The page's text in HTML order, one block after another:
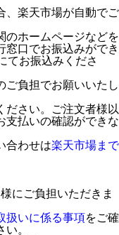
、楽天市場が自動でご
のホームページなどを
窓口でお振込みができ
てお振込みくださ
ご負担でお願いいたし
さい。ご注文者様以
支払いの確認ができな
合わせは楽天市場まで
にご負担いただきま
扱いに係る事項をご確
。